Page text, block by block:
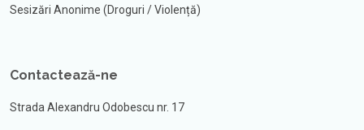
Sesizări Anonime (Droguri / Violență)
Contactează-ne
Strada Alexandru Odobescu nr. 17